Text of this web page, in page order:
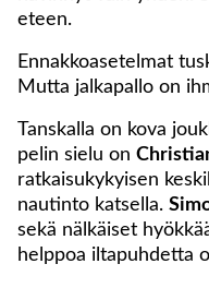
eteen.
Ennakkoasetelmat
Mutta jalkapallo on
Tanskalla on kova
pelin sielu on
ratkaisukykyisen
nautinto katsella.
sekä nälkäiset
helppoa iltapuhdetta